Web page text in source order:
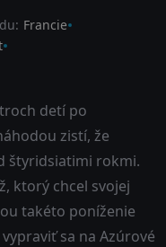
Francie
detí po
zistí, že
štyridsiatimi rokmi.
ktorý chcel svojej
takéto poníženie
sa na Azúrové